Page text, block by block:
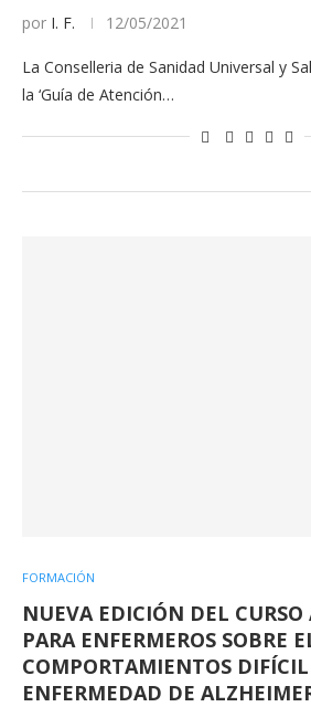
por I. F. 12/05/2021
La Conselleria de Sanidad Universal y
la ‘Guía de Atención…
FORMACIÓN
NUEVA EDICIÓN DEL
PARA ENFERMEROS SOBRE
COMPORTAMIENTOS
ENFERMEDAD DE